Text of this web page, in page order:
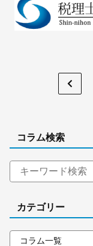
コラム検索
カテゴリー
コラム一覧